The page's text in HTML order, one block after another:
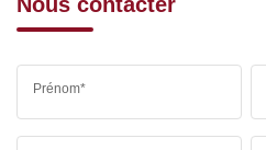
Prénom*